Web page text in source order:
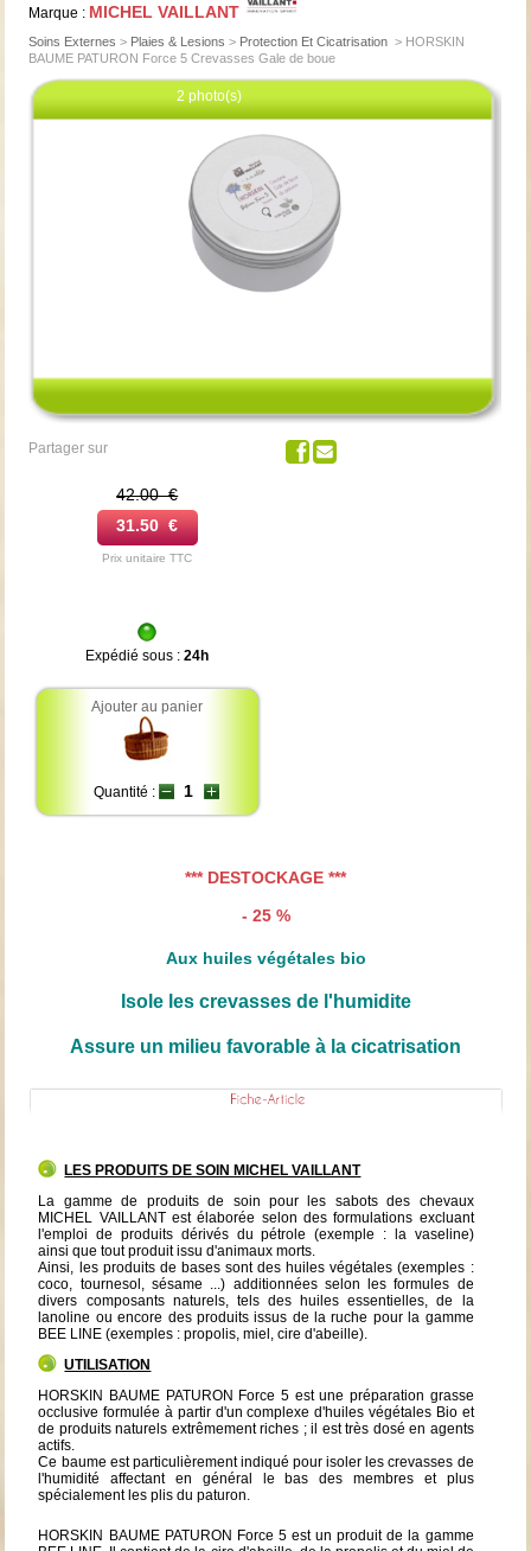
Marque : MICHEL VAILLANT
Soins Externes > Plaies & Lesions > Protection Et Cicatrisation > HORSKIN
BAUME PATURON Force 5 Crevasses Gale de boue
2 photo(s)
Partager sur
42.00 €
31.50 €
Prix unitaire TTC
Expédié sous :24h
Ajouter au panier
Quantité :
*** DESTOCKAGE ***
- 25 %
Aux huiles végétales bio
Isole les crevasses de l'humidite
Assure un milieu favorable à la cicatrisation
LES PRODUITS DE SOIN MICHEL VAILLANT
La gamme de produits de soin pour les sabots des chevaux
MICHEL VAILLANT est élaborée selon des formulations excluant
l'emploi de produits dérivés du pétrole (exemple : la vaseline)
ainsi que tout produit issu d'animaux morts.
Ainsi, les produits de bases sont des huiles végétales (exemples :
coco, tournesol, sésame ...) additionnées selon les formules de
divers composants naturels, tels des huiles essentielles, de la
lanoline ou encore des produits issus de la ruche pour la gamme
BEE LINE (exemples : propolis, miel, cire d'abeille).
UTILISATION
HORSKIN BAUME PATURON Force 5 est une préparation grasse
occlusive formulée à partir d'un complexe d'huiles végétales Bio et
de produits naturels extrêmement riches ; il est très dosé en agents
actifs.
Ce baume est particulièrement indiqué pour isoler les crevasses de
l'humidité affectant en général le bas des membres et plus
spécialement les plis du paturon.
HORSKIN BAUME PATURON Force 5 est un produit de la gamme